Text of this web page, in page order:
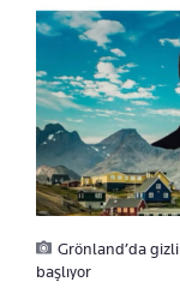
Grönland’da
başlıyor